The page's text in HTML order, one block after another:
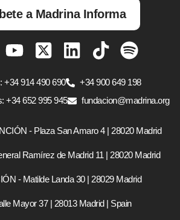
a Madrina Informa
+34 914 490 690
+34 900 649 198
+34 652 995 945
fundacion@madrina.org
- Plaza San Amaro 4 | 28020 Madrid
Ramírez de Madrid 11 | 28020 Madrid
- Matilde Landa 30 | 28029 Madrid
Mayor 37 | 28013 Madrid | Spain